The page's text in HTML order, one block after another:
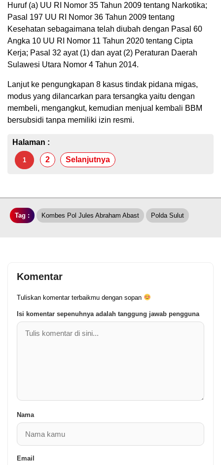
Huruf (a) UU RI Nomor 35 Tahun 2009 tentang Narkotika;
Pasal 197 UU RI Nomor 36 Tahun 2009 tentang
Kesehatan sebagaimana telah diubah dengan Pasal 60
Angka 10 UU RI Nomor 11 Tahun 2020 tentang Cipta
Kerja; Pasal 32 ayat (1) dan ayat (2) Peraturan Daerah
Sulawesi Utara Nomor 4 Tahun 2014.
Lanjut ke pengungkapan 8 kasus tindak pidana migas,
modus yang dilancarkan para tersangka yaitu dengan
membeli, mengangkut, kemudian menjual kembali BBM
bersubsidi tanpa memiliki izin resmi.
Halaman :
1 2 Selanjutnya
Tag : Kombes Pol Jules Abraham Abast Polda Sulut
Komentar
Tuliskan komentar terbaikmu dengan sopan
Isi komentar sepenuhnya adalah tanggung jawab pengguna
Nama
Email